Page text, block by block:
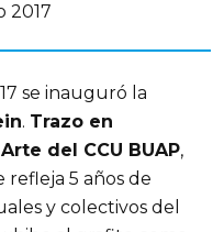
2017
se inauguró la
. Trazo en
del CCU BUAP,
5 años de
y colectivos del